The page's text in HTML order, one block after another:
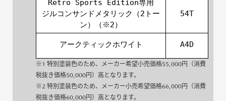
Retro Sports Edition専用
ジルコンサンドメタリック（2トー
ン）（※2）
54T
アークティックホワイト A4D
※1 特別塗装色のため、メーカー希望小売価格55,000円（消費
税抜き価格50,000円）高となります。
※2 特別塗装色のため、メーカー小売希望価格66,000円（消費
税抜き価格60,000円）高となります。